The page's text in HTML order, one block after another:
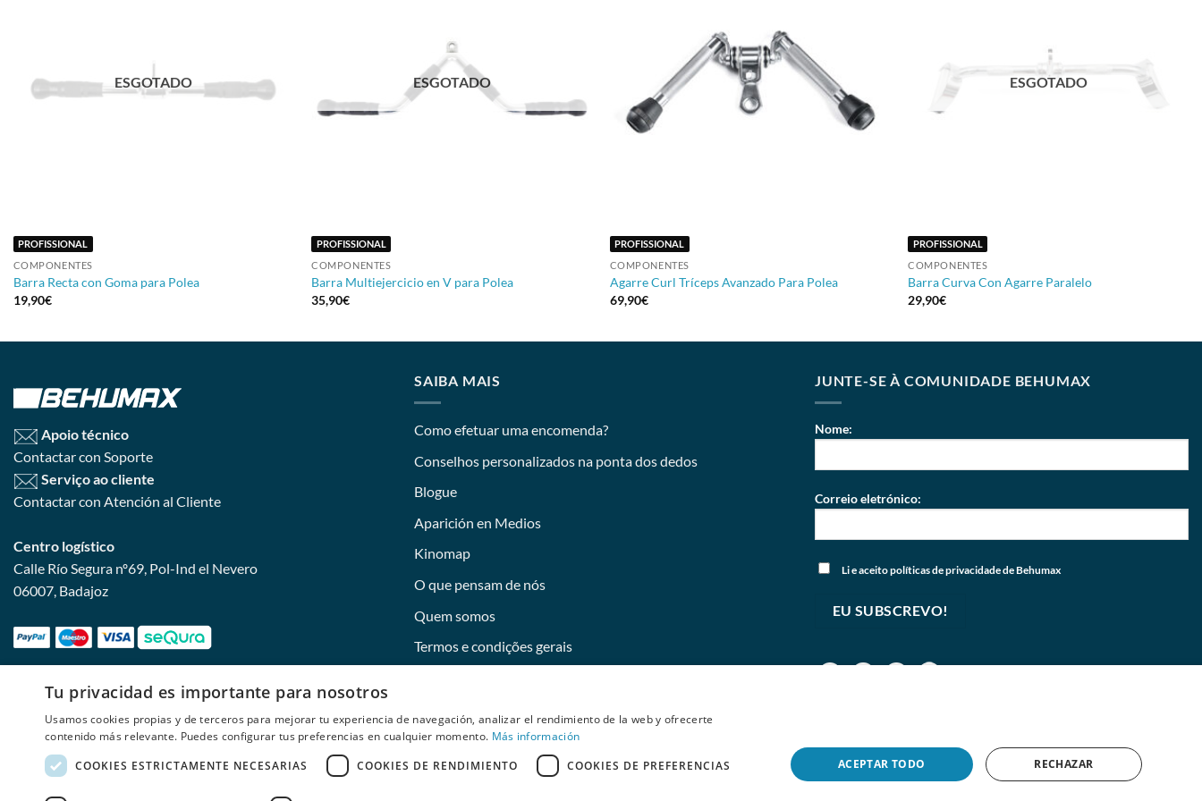
ESGOTADO
PROFISSIONAL
COMPONENTES
Barra Recta con Goma para Polea
19,90€
ESGOTADO
PROFISSIONAL
COMPONENTES
Barra Multiejercicio en V para Polea
35,90€
PROFISSIONAL
COMPONENTES
Agarre Curl Tríceps Avanzado Para Polea
69,90€
ESGOTADO
PROFISSIONAL
COMPONENTES
Barra Curva Con Agarre Paralelo
29,90€
Apoio técnico
Contactar con Soporte
Serviço ao cliente
Contactar con Atención al Cliente
Centro logístico
Calle Río Segura nº69, Pol-Ind el Nevero
06007, Badajoz
SAIBA MAIS
Como efetuar uma encomenda?
Conselhos personalizados na ponta dos dedos
Blogue
Aparición en Medios
Kinomap
O que pensam de nós
Quem somos
Termos e condições gerais
JUNTE-SE À COMUNIDADE BEHUMAX
Nome:
Correio eletrónico:
Li e aceitopolíticas de privacidadede Behumax
SALDOS ELITE FIT FITNESS DESPORTOS AQUÁTICOS RECONDICIONADO
Tu privacidad es importante para nosotros
Usamos cookies propias y de terceros para mejorar tu experiencia de navegación, analizar el rendimiento de la web y ofrecerte
contenido más relevante. Puedes configurar tus preferencias en cualquier momento. Más información
COOKIES ESTRICTAMENTE NECESARIAS
COOKIES DE RENDIMIENTO COOKIES DE PREFERENCIAS ACEPTAR TODO RECHAZAR